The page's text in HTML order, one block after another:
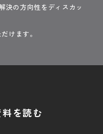
決の方向性をディスカッ
けます。
を読む